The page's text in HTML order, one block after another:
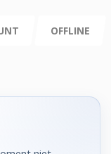
OFFLINE